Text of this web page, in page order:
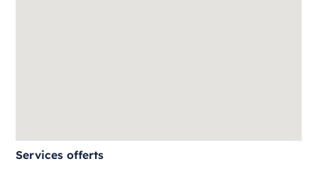
Services offerts